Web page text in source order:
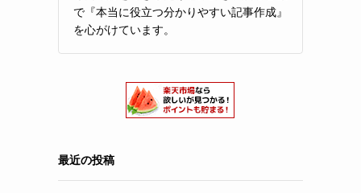
で『本当に役立つ分かりやすい記事作成』
を心がけています。
最近の投稿